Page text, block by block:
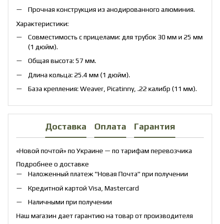
Прочная конструкция из анодированного алюминия.
Характеристики:
Совместимость с прицелами: для трубок 30 мм и 25 мм
(1 дюйм).
Общая высота: 57 мм.
Длина кольца: 25.4 мм (1 дюйм).
База крепления: Weaver, Picatinny, .22 калибр (11 мм).
Доставка Оплата Гарантия
«Новой почтой» по Украине — по тарифам перевозчика
Подробнее о доставке
Наложенный платеж "Новая Почта" при получении
Кредитной картой Visa, Mastercard
Наличными при получении
Наш магазин дает гарантию на товар от производителя